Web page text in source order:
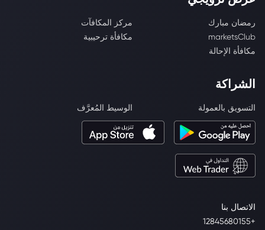
الاتصال بنا
+12845680155
رمضان مبارك
مركز المكافآت
marketsClub
مكافأة ترحيبية
مكافأة الإحالة
الشراكة
التسويق بالعمولة الوسيط المُعرَّف